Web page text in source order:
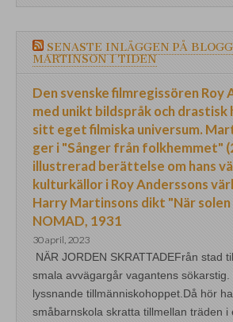
SENASTE INLÄGGEN PÅ
MARTINSON I TIDEN
Den svenske filmregissören Roy
med unikt bildspråk och drastisk
sitt eget filmiska universum.
ger i "Sånger från folkhemmet"
illustrerad berättelse om hans
kulturkällor i Roy Anderssons
Harry Martinsons dikt "När
NOMAD, 1931
30 april, 2023
NÄR JORDEN SKRATTADEFrån stad
smala avvägargår vagantens
lyssnande tillmänniskohoppet.Då hör
småbarnskola skratta tillmellan träden i